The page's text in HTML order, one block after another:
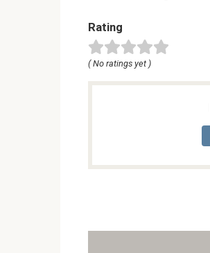
Rating
( No ratings yet )